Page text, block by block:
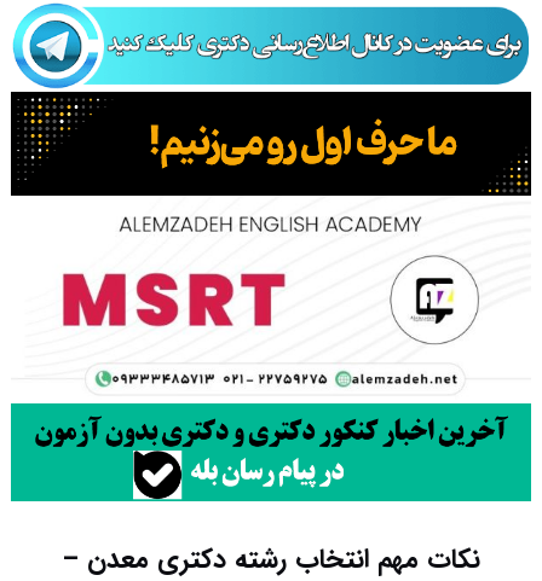
نکات مهم انتخاب رشته دکتری معدن –